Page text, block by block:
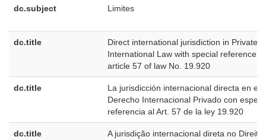
dc.subject Limites
dc.title
Direct international jurisdiction in Private
International Law with special reference to
article 57 of law No. 19.920
dc.title
La jurisdicción internacional directa en el
Derecho Internacional Privado con
referencia al Art. 57 de la ley 19.920
dc.title
A jurisdição internacional direta no Direito